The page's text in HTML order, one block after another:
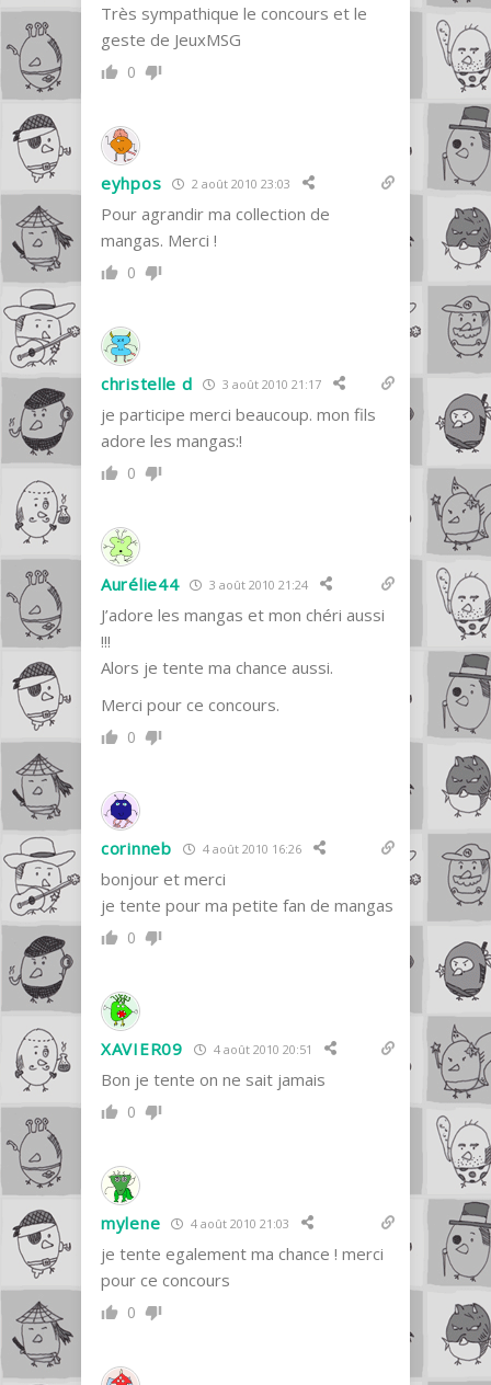
Très sympathique le concours et le
geste de JeuxMSG
0
eyhpos 2 août 2010 23:03
Pour agrandir ma collection de
mangas. Merci !
0
christelle d 3 août 2010 21:17
je participe merci beaucoup. mon fils
adore les mangas:!
0
Aurélie44 3 août 2010 21:24
J’adore les mangas et mon chéri aussi
!!!
Alors je tente ma chance aussi.
Merci pour ce concours.
0
corinneb 4 août 2010 16:26
bonjour et merci
je tente pour ma petite fan de mangas
0
XAVIER09 4 août 2010 20:51
Bon je tente on ne sait jamais
0
mylene 4 août 2010 21:03
je tente egalement ma chance ! merci
pour ce concours
0